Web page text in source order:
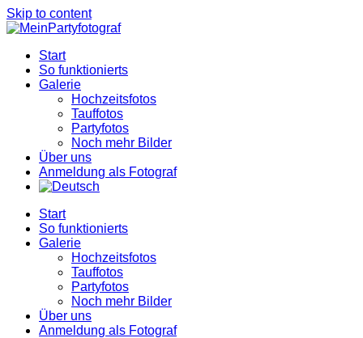
Skip to content
Start
So funktionierts
Galerie
Hochzeitsfotos
Tauffotos
Partyfotos
Noch mehr Bilder
Über uns
Anmeldung als Fotograf
Start
So funktionierts
Galerie
Hochzeitsfotos
Tauffotos
Partyfotos
Noch mehr Bilder
Über uns
Anmeldung als Fotograf